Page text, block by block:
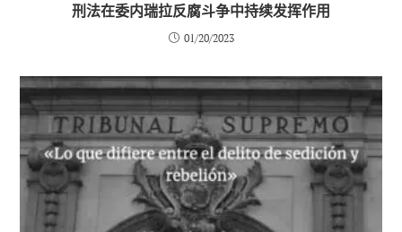
刑法在委内瑞拉反腐斗争中持续发挥作用
01/20/2023